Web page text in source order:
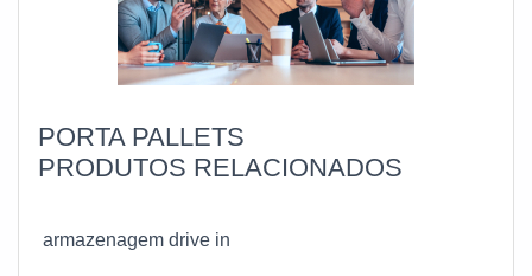
experiência para os clientes com qualidade.
PORTA PALLETS
PRODUTOS RELACIONADOS
armazenagem drive in